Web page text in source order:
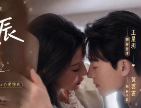
廣告、聽書等多重福利
廣告、聽書等多重福利
廣告、聽書等多重福利
廣告、聽書等多重福利
美金，全站免廣告，海量小說免費
站、短劇站、漫畫站
我要
加入
精品短篇 網絡熱文 耽美短
追妻火葬場 打臉虐渣 出軌